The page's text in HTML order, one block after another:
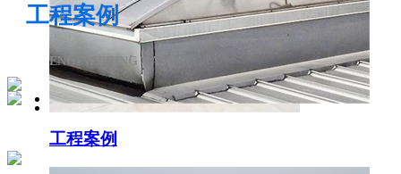
工程案例
工程案例
ENGINEERING CASE